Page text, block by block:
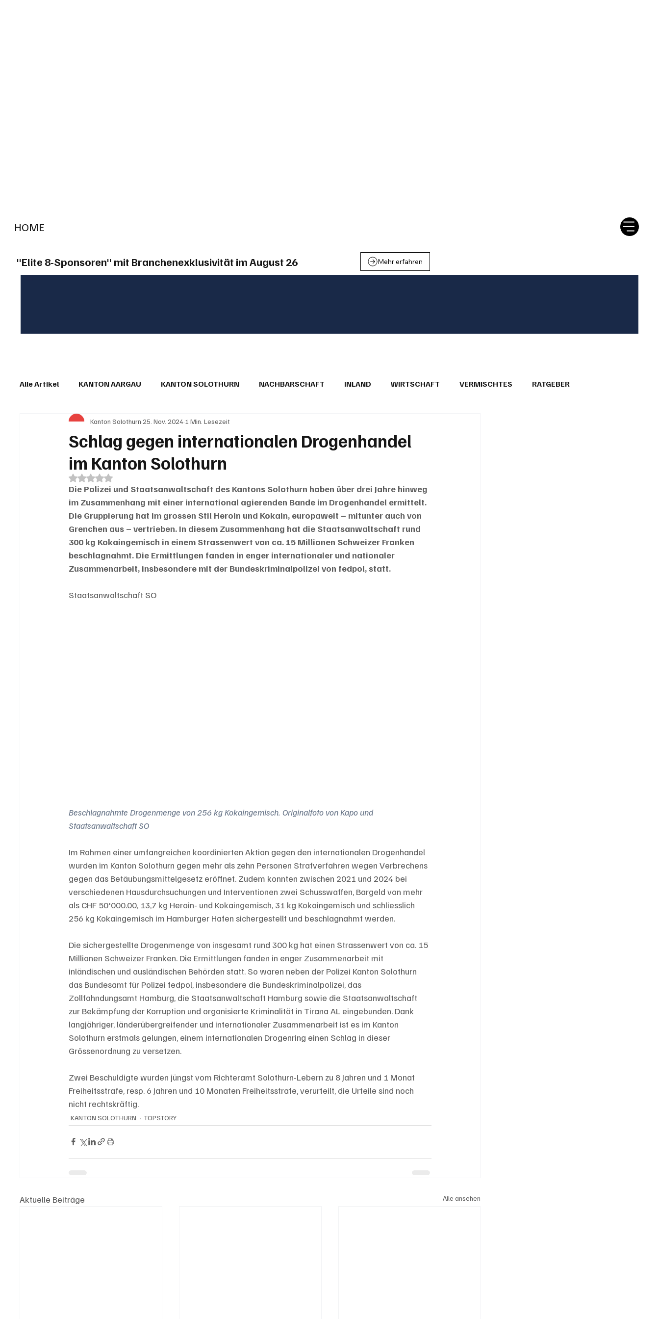
HOME
"Elite 8-Sponsoren" mit Branchenexklusivität im August 26 Mehr erfahren
Alle Artikel KANTON AARGAU KANTON SOLOTHURN NACHBARSCHAFT INLAND WIRTSCHAFT VERMISCHTES RATGEBER
IN EIGENER SACHE KOMMENTARE LESERBRIEFE
Schlag gegen internationalen Drogenhandel
im Kanton Solothurn
Kanton Solothurn 25. Nov. 2024 1 Min. Lesezeit
Mit NaN von 5 Sternen bewertet.
Die Polizei und Staatsanwaltschaft des Kantons Solothurn haben über drei Jahre hinweg
im Zusammenhang mit einer international agierenden Bande im Drogenhandel ermittelt.
Die Gruppierung hat im grossen Stil Heroin und Kokain, europaweit – mitunter auch von
Grenchen aus – vertrieben. In diesem Zusammenhang hat die Staatsanwaltschaft rund
300 kg Kokaingemisch in einem Strassenwert von ca. 15 Millionen Schweizer Franken
beschlagnahmt. Die Ermittlungen fanden in enger internationaler und nationaler
Zusammenarbeit, insbesondere mit der Bundeskriminalpolizei von fedpol, statt.
Staatsanwaltschaft SO
Beschlagnahmte Drogenmenge von 256 kg Kokaingemisch. Originalfoto von Kapo und
Staatsanwaltschaft SO
Im Rahmen einer umfangreichen koordinierten Aktion gegen den internationalen Drogenhandel
wurden im Kanton Solothurn gegen mehr als zehn Personen Strafverfahren wegen Verbrechens
gegen das Betäubungsmittelgesetz eröffnet. Zudem konnten zwischen 2021 und 2024 bei
verschiedenen Hausdurchsuchungen und Interventionen zwei Schusswaffen, Bargeld von mehr
als CHF 50'000.00, 13,7 kg Heroin- und Kokaingemisch, 31 kg Kokaingemisch und schliesslich
256 kg Kokaingemisch im Hamburger Hafen sichergestellt und beschlagnahmt werden.
Die sichergestellte Drogenmenge von insgesamt rund 300 kg hat einen Strassenwert von ca. 15
Millionen Schweizer Franken. Die Ermittlungen fanden in enger Zusammenarbeit mit
inländischen und ausländischen Behörden statt. So waren neben der Polizei Kanton Solothurn
das Bundesamt für Polizei fedpol, insbesondere die Bundeskriminalpolizei, das
Zollfahndungsamt Hamburg, die Staatsanwaltschaft Hamburg sowie die Staatsanwaltschaft
zur Bekämpfung der Korruption und organisierte Kriminalität in Tirana AL eingebunden. Dank
langjähriger, länderübergreifender und internationaler Zusammenarbeit ist es im Kanton
Solothurn erstmals gelungen, einem internationalen Drogenring einen Schlag in dieser
Grössenordnung zu versetzen.
Zwei Beschuldigte wurden jüngst vom Richteramt Solothurn-Lebern zu 8 Jahren und 1 Monat
Freiheitsstrafe, resp. 6 Jahren und 10 Monaten Freiheitsstrafe, verurteilt, die Urteile sind noch
nicht rechtskräftig.
KANTON SOLOTHURN TOPSTORY
Aktuelle Beiträge Alle ansehen